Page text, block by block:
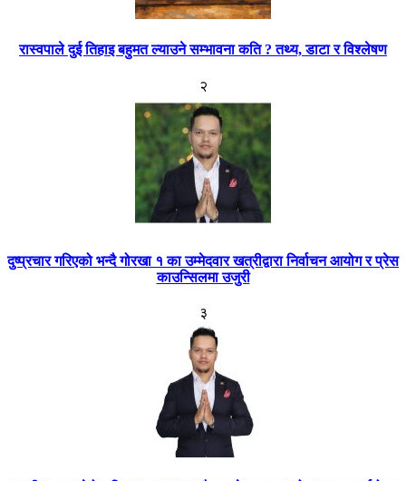
रास्वपाले दुई तिहाइ बहुमत ल्याउने सम्भावना कति ? तथ्य, डाटा र विश्लेषण
२
दुष्प्रचार गरिएको भन्दै गोरखा १ का उम्मेदवार खत्रीद्वारा निर्वाचन आयोग र प्रेस
काउन्सिलमा उजुरी
३